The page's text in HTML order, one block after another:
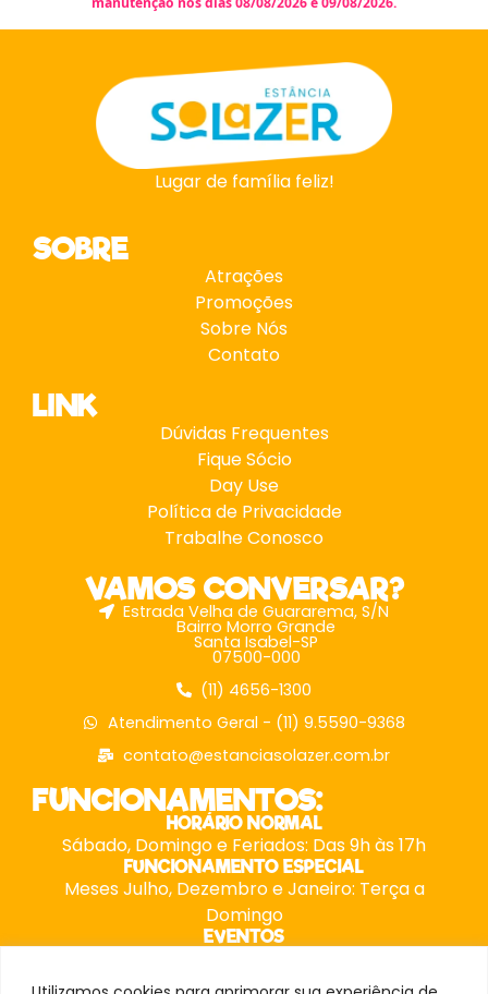
Lugar de família feliz!
SOBRE
Atrações
Promoções
Sobre Nós
Contato
LINK
Dúvidas Frequentes
Fique Sócio
Day Use
Política de Privacidade
Trabalhe Conosco
VAMOS CONVERSAR?
Estrada Velha de Guararema, S/N
Bairro Morro Grande
Santa Isabel-SP
07500-000
(11) 4656-1300
Atendimento Geral - (11) 9.5590-9368
contato@estanciasolazer.com.br
FUNCIONAMENTOS:
HORÁRIO NORMAL
Sábado, Domingo e Feriados: Das 9h às 17h
FUNCIONAMENTO ESPECIAL
Meses Julho, Dezembro e Janeiro: Terça a
Domingo
EVENTOS
equipe.